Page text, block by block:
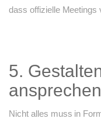
dass offizielle Meetings
5.
Nicht alles muss in